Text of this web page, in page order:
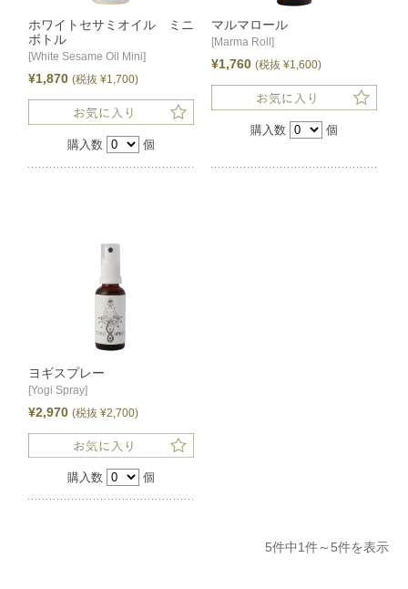
ホワイトセサミオイル ミニ
ボトル
[White Sesame Oil Mini]
¥1,870 (税抜 ¥1,700)
購入数 個
マルマロール
[Marma Roll]
¥1,760 (税抜 ¥1,600)
購入数 個
ヨギスプレー
[Yogi Spray]
¥2,970 (税抜 ¥2,700)
購入数 個
5件中1件～5件を表示